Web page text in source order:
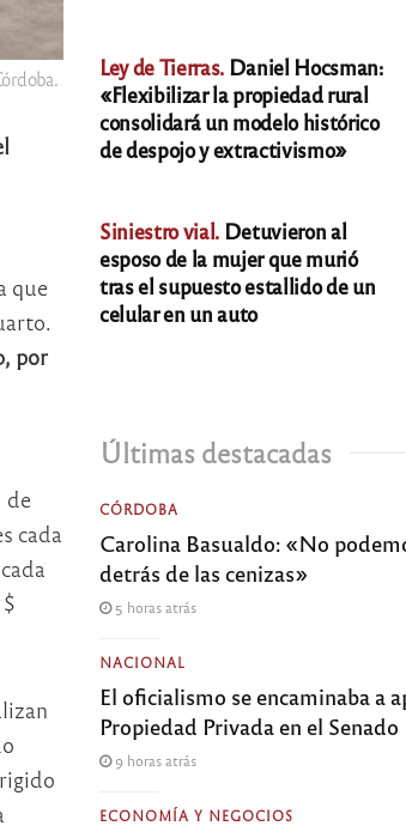
que
por
de
cada
Ley de Tierras. Daniel Hocsman:
«Flexibilizar la propiedad rural
consolidará un modelo histórico
de despojo y extractivismo»
Siniestro vial. Detuvieron al
esposo de la mujer que murió
tras el supuesto estallido de un
celular en un auto
Últimas destacadas
CÓRDOBA
Carolina Basualdo: «No
detrás de las cenizas»
5 horas atrás
NACIONAL
El oficialismo se encaminaba a
Propiedad Privada en el Senado
9 horas atrás
ECONOMÍA Y NEGOCIOS